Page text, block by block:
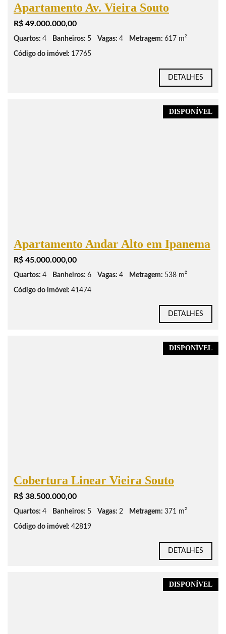
Apartamento Av. Vieira Souto
R$ 49.000.000,00
Quartos: 4 Banheiros: 5 Vagas: 4 Metragem: 617 m²
Código do imóvel: 17765
DETALHES
DISPONÍVEL
Apartamento Andar Alto em Ipanema
R$ 45.000.000,00
Quartos: 4 Banheiros: 6 Vagas: 4 Metragem: 538 m²
Código do imóvel: 41474
DETALHES
DISPONÍVEL
Cobertura Linear Vieira Souto
R$ 38.500.000,00
Quartos: 4 Banheiros: 5 Vagas: 2 Metragem: 371 m²
Código do imóvel: 42819
DETALHES
DISPONÍVEL